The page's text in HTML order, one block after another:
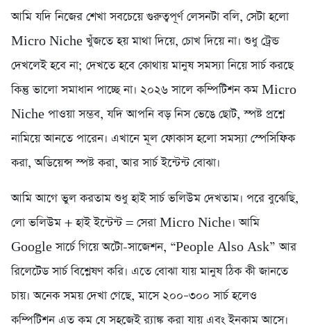
আমি যদি নিজের শেখা সবচেয়ে গুরুত্বপূর্ণ লেসনটা বলি, সেটা হলো
Micro Niche খুঁজতে হয় মাথা দিয়ে, চোখ দিয়ে না। শুধু ট্রেন্ড
দেখলেই হবে না; দেখতে হবে কোথায় মানুষ সমস্যা নিয়ে সার্চ করছে
কিন্তু ভালো সমাধান পাচ্ছে না। ২০২৬ সালে কম্পিটিশন কম Micro
Niche পাওয়া সম্ভব, যদি আপনি বড় নিস ভেঙে ছোট, স্পষ্ট প্রশ্নে
নামিয়ে আনতে পারেন। এখানে মূল ফোকাস হলো সমস্যা স্পেসিফিক
করা, অডিয়েন্স স্পষ্ট করা, আর সার্চ ইন্টেন্ট বোঝা।
আমি আগে ভুল করতাম শুধু হাই সার্চ ভলিউম দেখতাম। পরে বুঝেছি,
লো ভলিউম + হাই ইন্টেন্ট = সেরা Micro Niche। আমি
Google সার্চে গিয়ে অটো-সাজেশন, “People Also Ask” আর
রিলেটেড সার্চ বিশ্লেষণ করি। এতে বোঝা যায় মানুষ ঠিক কী জানতে
চায়। অনেক সময় দেখা গেছে, মাসে ২০০–৩০০ সার্চ হলেও
কম্পিটিশন এত কম যে সহজেই র‍্যাঙ্ক করা যায় এবং ইনকাম আসে।